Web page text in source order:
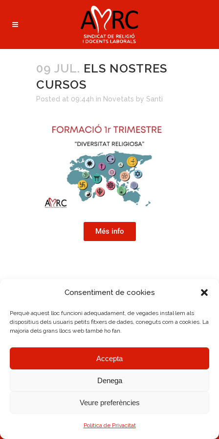
Consentiment de cookies
Perquè aquest lloc funcioni adequadament, de vegades instal·lem als
dispositius dels usuaris petits fitxers de dades, coneguts com a cookies. La
majoria dels grans llocs web també ho fan.
Accepta
Denega
Veure preferències
Política de Privacitat
09 JUL. ELS NOSTRES
CURSOS
Posted at 09:44h in Novetats by Santi
Més info
Diseño Web